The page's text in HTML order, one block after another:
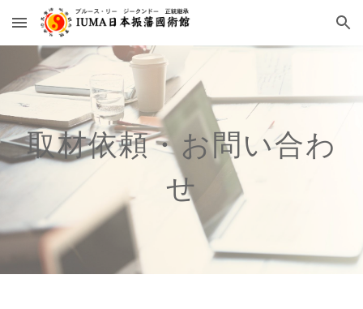
Skip to main content Skip to navigation
取材依頼・お問い合わ
せ